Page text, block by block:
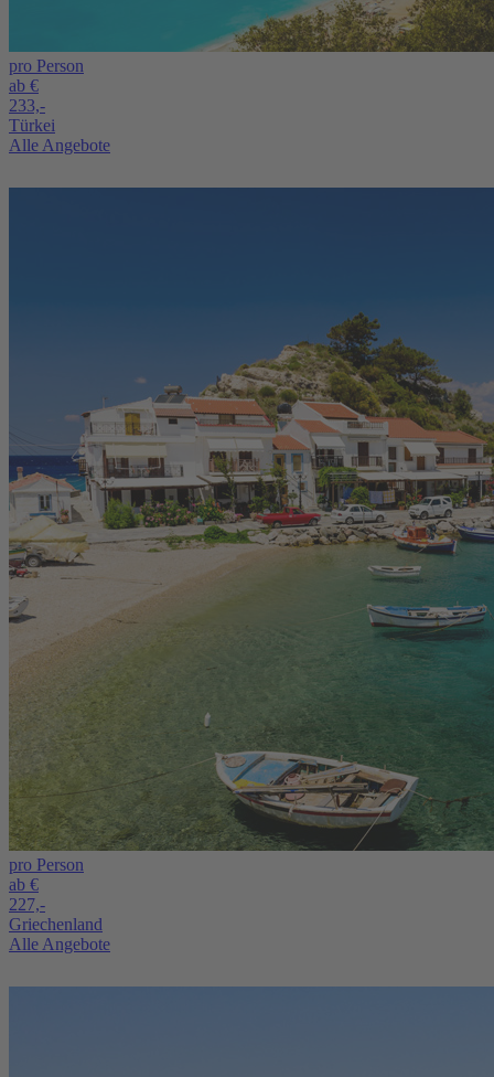
pro Person
ab €
233,-
Türkei
Alle Angebote
pro Person
ab €
227,-
Griechenland
Alle Angebote